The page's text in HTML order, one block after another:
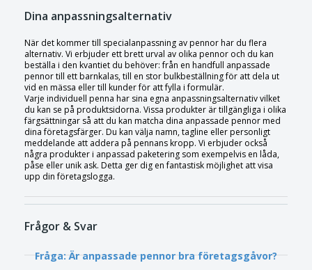
Dina anpassningsalternativ
När det kommer till specialanpassning av pennor har du flera
alternativ. Vi erbjuder ett brett urval av olika pennor och du kan
beställa i den kvantiet du behöver: från en handfull anpassade
pennor till ett barnkalas, till en stor bulkbeställning för att dela ut
vid en mässa eller till kunder för att fylla i formulär.
Varje individuell penna har sina egna anpassningsalternativ vilket
du kan se på produktsidorna. Vissa produkter är tillgängliga i olika
färgsättningar så att du kan matcha dina anpassade pennor med
dina företagsfärger. Du kan välja namn, tagline eller personligt
meddelande att addera på pennans kropp. Vi erbjuder också
några produkter i anpassad paketering som exempelvis en låda,
påse eller unik ask. Detta ger dig en fantastisk möjlighet att visa
upp din företagslogga.
Frågor & Svar
Fråga: Är anpassade pennor bra företagsgåvor?